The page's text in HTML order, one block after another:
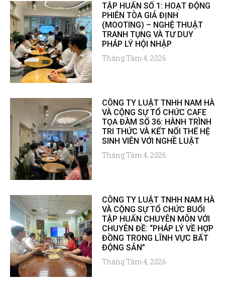
TẬP HUẤN SỐ 1: HOẠT ĐỘNG
PHIÊN TÒA GIẢ ĐỊNH
(MOOTING) – NGHỆ THUẬT
TRANH TỤNG VÀ TƯ DUY
PHÁP LÝ HỘI NHẬP
Tháng Tám 4, 2026
CÔNG TY LUẬT TNHH NAM HÀ
VÀ CỘNG SỰ TỔ CHỨC CAFE
TỌA ĐÀM SỐ 36: HÀNH TRÌNH
TRI THỨC VÀ KẾT NỐI THẾ HỆ
SINH VIÊN VỚI NGHỀ LUẬT
Tháng Tám 4, 2026
CÔNG TY LUẬT TNHH NAM HÀ
VÀ CỘNG SỰ TỔ CHỨC BUỔI
TẬP HUẤN CHUYÊN MÔN VỚI
CHUYÊN ĐỀ: “PHÁP LÝ VỀ HỢP
ĐỒNG TRONG LĨNH VỰC BẤT
ĐỘNG SẢN”
Tháng Tám 4, 2026